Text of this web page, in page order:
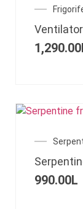
1,290.00
990.00L